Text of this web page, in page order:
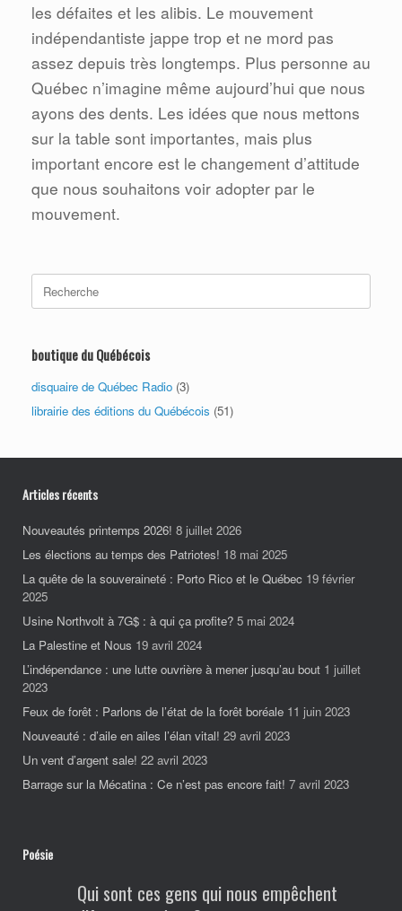
les défaites et les alibis. Le mouvement
indépendantiste jappe trop et ne mord pas
assez depuis très longtemps. Plus personne au
Québec n’imagine même aujourd’hui que nous
ayons des dents. Les idées que nous mettons
sur la table sont importantes, mais plus
important encore est le changement d’attitude
que nous souhaitons voir adopter par le
mouvement.
Search
for:
boutique du Québécois
disquaire de Québec Radio (3)
librairie des éditions du Québécois (51)
Articles récents
Nouveautés printemps 2026! 8 juillet 2026
Les élections au temps des Patriotes! 18 mai 2025
La quête de la souveraineté : Porto Rico et le Québec 19 février
2025
Usine Northvolt à 7G$ : à qui ça profite? 5 mai 2024
La Palestine et Nous 19 avril 2024
L’indépendance : une lutte ouvrière à mener jusqu’au bout 1 juillet
2023
Feux de forêt : Parlons de l’état de la forêt boréale 11 juin 2023
Nouveauté : d’aile en ailes l’élan vital! 29 avril 2023
Un vent d’argent sale! 22 avril 2023
Barrage sur la Mécatina : Ce n’est pas encore fait! 7 avril 2023
Poésie
Qui sont ces gens qui nous empêchent